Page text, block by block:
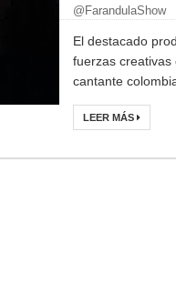
@FarandulaShow
El destacado
fuerzas creativas
cantante
LEER MÁS